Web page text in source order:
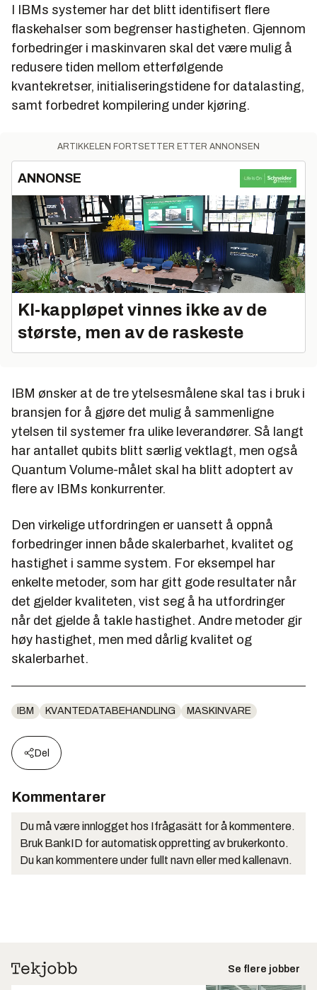
I IBMs systemer har det blitt identifisert flere
flaskehalser som begrenser hastigheten. Gjennom
forbedringer i maskinvaren skal det være mulig å
redusere tiden mellom etterfølgende
kvantekretser, initialiseringstidene for datalasting,
samt forbedret kompilering under kjøring.
ARTIKKELEN FORTSETTER ETTER ANNONSEN
ANNONSE
KI‑kappløpet vinnes ikke av de
største, men av de raskeste
IBM ønsker at de tre ytelsesmålene skal tas i bruk i
bransjen for å gjøre det mulig å sammenligne
ytelsen til systemer fra ulike leverandører. Så langt
har antallet qubits blitt særlig vektlagt, men også
Quantum Volume-målet skal ha blitt adoptert av
flere av IBMs konkurrenter.
Den virkelige utfordringen er uansett å oppnå
forbedringer innen både skalerbarhet, kvalitet og
hastighet i samme system. For eksempel har
enkelte metoder, som har gitt gode resultater når
det gjelder kvaliteten, vist seg å ha utfordringer
når det gjelde å takle hastighet. Andre metoder gir
høy hastighet, men med dårlig kvalitet og
skalerbarhet.
IBM KVANTEDATABEHANDLING MASKINVARE
Del
Kommentarer
Du må være innlogget hos Ifrågasätt for å kommentere.
Bruk BankID for automatisk oppretting av brukerkonto.
Du kan kommentere under fullt navn eller med kallenavn.
Se flere jobber